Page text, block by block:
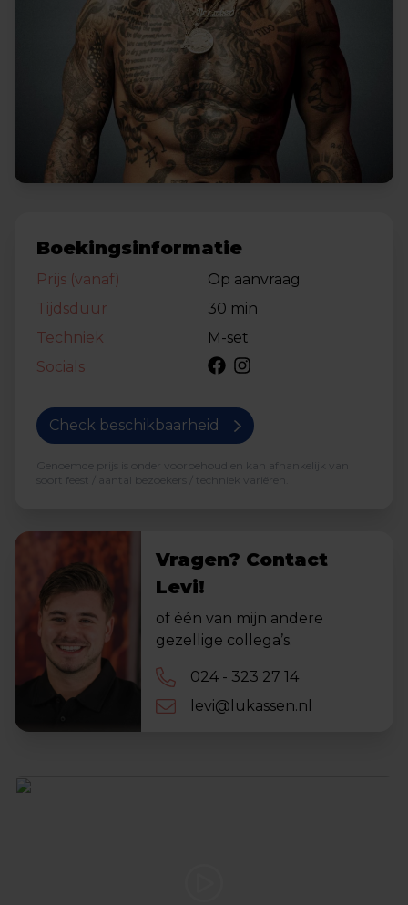
Boekingsinformatie
Prijs (vanaf)
Op aanvraag
Tijdsduur
30 min
Techniek
M-set
Socials
Check beschikbaarheid
Genoemde prijs is onder voorbehoud en kan afhankelijk van
soort feest / aantal bezoekers / techniek variëren.
Vragen? Contact
Levi!
of één van mijn andere
gezellige collega’s.
024 - 323 27 14
levi@lukassen.nl